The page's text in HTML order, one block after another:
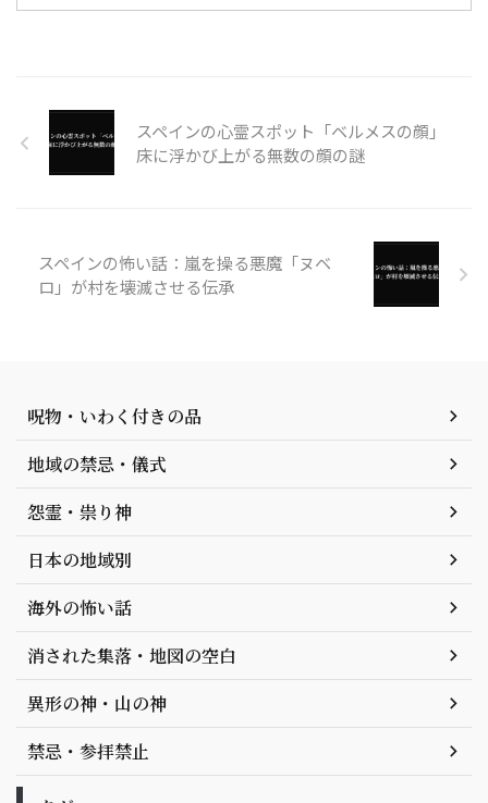
スペインの心霊スポット「ベルメスの顔」
床に浮かび上がる無数の顔の謎
スペインの怖い話：嵐を操る悪魔「ヌベ
ロ」が村を壊滅させる伝承
呪物・いわく付きの品
地域の禁忌・儀式
怨霊・祟り神
日本の地域別
海外の怖い話
消された集落・地図の空白
異形の神・山の神
禁忌・参拝禁止